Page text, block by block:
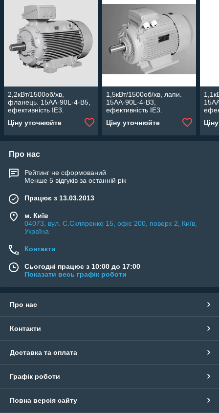
2,2кВт/1500об/хв,
фланець. 15AA-90L-4-В5,
ефективність IE3.
електродвигун Lammers.
Ціну уточнюйте
1,5кВт/1500об/хв, лапи.
15AA-90L-4-В3,
ефективність IE3.
електродвигун Lammers.
Ціну уточнюйте
Про нас
Рейтинг не сформований
Менше 5 відгуків за останній рік
Працює з 13.03.2013
м. Київ
04073, вул. C.Скляренко 15, офіс 200, поверх 2, Київ,
Україна
Контакти
Сьогодні працює з 10:00 до 17:00
Показати весь графік роботи
Про нас
Контакти
Доставка та оплата
Графік роботи
Повна версія сайту